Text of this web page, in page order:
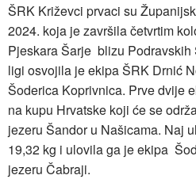
ŠRK Križevci prvaci su
2024. koja je završila četvrtim
Pjeskara Šarje blizu Podravskih
ligi osvojila je ekipa ŠRK Drnić
Šoderica Koprivnica. Prve dvije
na kupu Hrvatske koji će se
jezeru Šandor u Našicama. Naj
19,32 kg i ulovila ga je ekipa
jezeru Čabraji.